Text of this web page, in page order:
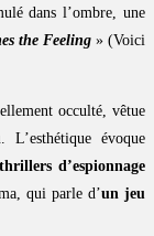
dans l’ombre, une
the Feeling» (Voici
occulté, vêtue
évoque
thrillers d’espionnage
qui parle d’un jeu